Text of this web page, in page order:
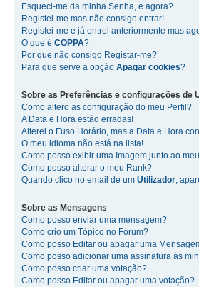
Esqueci-me da minha Senha, e agora?
Registei-me mas não consigo entrar!
Registei-me e já entrei anteriormente mas
O que é COPPA?
Por que não consigo Registar-me?
Para que serve a opção Apagar cookies?
Sobre as Preferências e configurações de
Como altero as configuração do meu Perfil?
A Data e Hora estão erradas!
Alterei o Fuso Horário, mas a Data e Hora
O meu idioma não está na lista!
Como posso exibir uma Imagem junto ao
Como posso alterar o meu Rank?
Quando clico no email de um Utilizador,
Sobre as Mensagens
Como posso enviar uma mensagem?
Como crio um Tópico no Fórum?
Como posso Editar ou apagar uma
Como posso adicionar uma assinatura às
Como posso criar uma votação?
Como posso Editar ou apagar uma votação?